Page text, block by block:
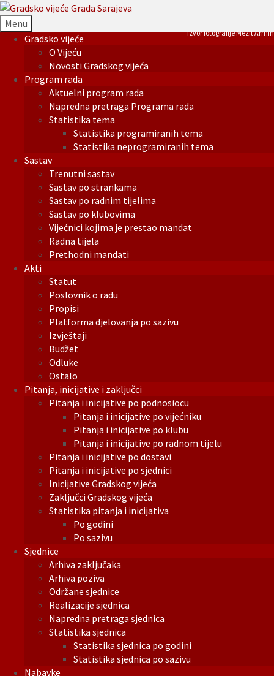
Menu
Gradsko vijeće
O Vijeću
Novosti Gradskog vijeća
Program rada
Aktuelni program rada
Napredna pretraga Programa rada
Statistika tema
Statistika programiranih tema
Statistika neprogramiranih tema
Sastav
Trenutni sastav
Sastav po strankama
Sastav po radnim tijelima
Sastav po klubovima
Vijećnici kojima je prestao mandat
Radna tijela
Prethodni mandati
Akti
Statut
Poslovnik o radu
Propisi
Platforma djelovanja po sazivu
Izvještaji
Budžet
Odluke
Ostalo
Pitanja, inicijative i zaključci
Pitanja i inicijative po podnosiocu
Pitanja i inicijative po vijećniku
Pitanja i inicijative po klubu
Pitanja i inicijative po radnom tijelu
Pitanja i inicijative po dostavi
Pitanja i inicijative po sjednici
Inicijative Gradskog vijeća
Zaključci Gradskog vijeća
Statistika pitanja i inicijativa
Po godini
Po sazivu
Sjednice
Arhiva zaključaka
Arhiva poziva
Održane sjednice
Realizacije sjednica
Napredna pretraga sjednica
Statistika sjednica
Statistika sjednica po godini
Statistika sjednica po sazivu
Nabavke
Izvor fotografije Mezit Armin